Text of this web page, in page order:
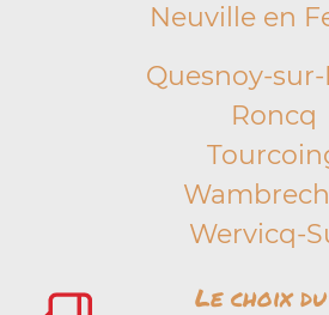
Neuville en
Quesnoy-
Roncq
Wervicq-
Le choix